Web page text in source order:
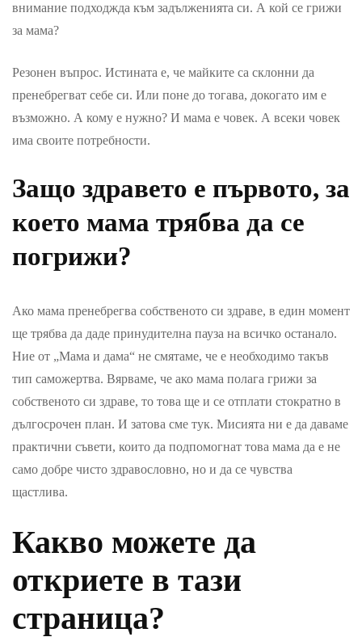
внимание подходжда към задълженията си. А кой се грижи
за мама?
Резонен въпрос. Истината е, че майките са склонни да
пренебрегват себе си. Или поне до тогава, докогато им е
възможно. А кому е нужно? И мама е човек. А всеки човек
има своите потребности.
Защо здравето е първото, за
което мама трябва да се
погрижи?
Ако мама пренебрегва собственото си здраве, в един момент
ще трябва да даде принудителна пауза на всичко останало.
Ние от „Мама и дама“ не смятаме, че е необходимо такъв
тип саможертва. Вярваме, че ако мама полага грижи за
собственото си здраве, то това ще и се отплати стократно в
дългосрочен план. И затова сме тук. Мисията ни е да даваме
практични съвети, които да подпомогнат това мама да е не
само добре чисто здравословно, но и да се чувства
щастлива.
Какво можете да
откриете в тази
страница?